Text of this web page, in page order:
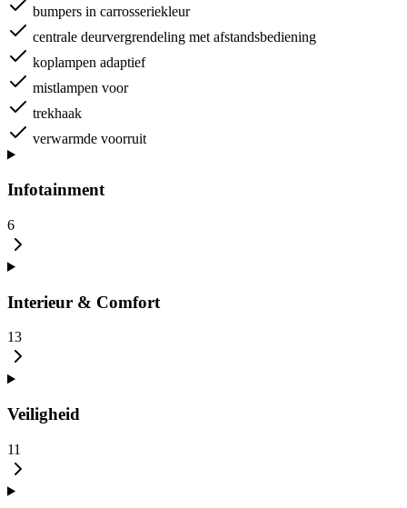
bumpers in carrosseriekleur
centrale deurvergrendeling met afstandsbediening
koplampen adaptief
mistlampen voor
trekhaak
verwarmde voorruit
Infotainment
6
Interieur & Comfort
13
Veiligheid
11